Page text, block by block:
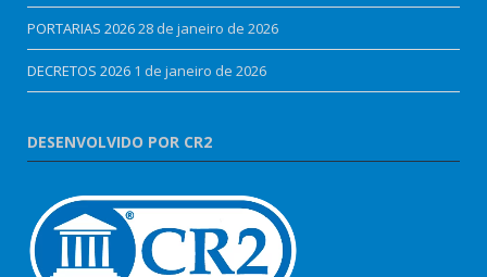
PORTARIAS 202628 de janeiro de 2026
DECRETOS 2026 1 de janeiro de 2026
DESENVOLVIDO POR CR2